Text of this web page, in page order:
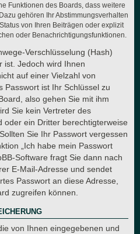
Funktionen des Boards, dass weitere
gehören Ihr Abstimmungsverhalten
von Ihren Beiträgen oder explizit
oder Benachrichtigungsfunktionen.
Verschlüsselung (Hash)
ist. Jedoch wird Ihnen
auf einer Vielzahl von
Passwort ist Ihr Schlüssel zu
also gehen Sie mit ihm
Sie kein Vertreter des
oder ein Dritter berechtigterweise
Sie Ihr Passwort vergessen
„Ich habe mein Passwort
Software fragt Sie dann nach
E-Mail-Adresse und sendet
Passwort an diese Adresse,
zugreifen können.
von Ihnen eingegebenen und